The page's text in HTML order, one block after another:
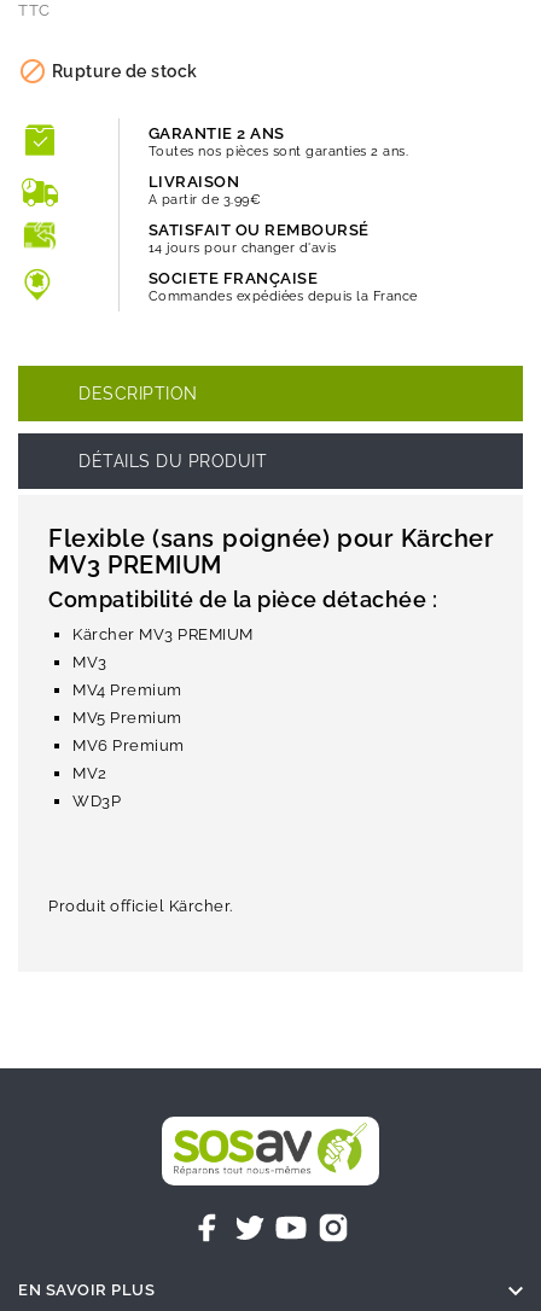
TTC
 Rupture de stock
GARANTIE 2 ANS
Toutes nos pièces sont garanties 2 ans.
LIVRAISON
A partir de 3.99€
SATISFAIT OU REMBOURSÉ
14 jours pour changer d'avis
SOCIETE FRANÇAISE
Commandes expédiées depuis la France
DESCRIPTION
DÉTAILS DU PRODUIT
Flexible (sans poignée) pour Kärcher
MV3 PREMIUM
Compatibilité de la pièce détachée :
Kärcher MV3 PREMIUM
MV3
MV4 Premium
MV5 Premium
MV6 Premium
MV2
WD3P
Produit officiel Kärcher.
EN SAVOIR PLUS 